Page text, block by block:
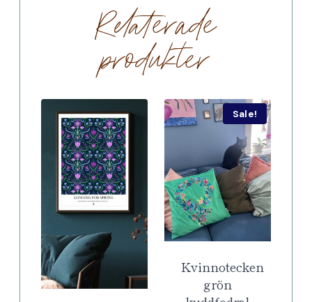
Relaterade
produkter
Sale!
Kvinnotecken
grön